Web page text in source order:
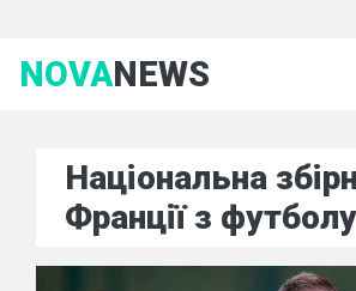
NOVANEWS
Національна
Франції з футболу